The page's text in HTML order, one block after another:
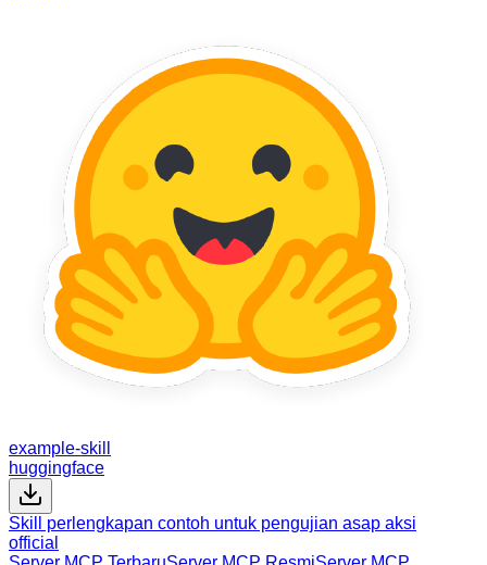
example-skill
huggingface
Skill perlengkapan contoh untuk pengujian asap aksi
official